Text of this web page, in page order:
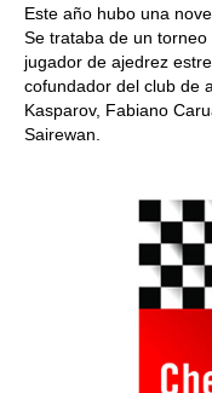
Este año hubo una
Se trataba de un
jugador de ajedrez
cofundador del club de
Kasparov, Fabiano
Sairewan.